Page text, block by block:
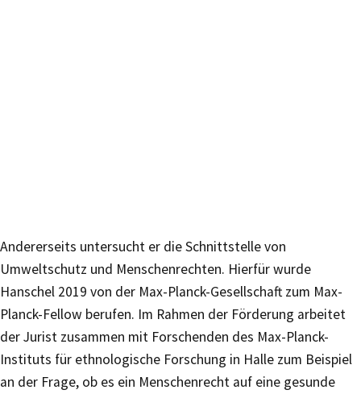
Andererseits untersucht er die Schnittstelle von
Umweltschutz und Menschenrechten. Hierfür wurde
Hanschel 2019 von der Max-Planck-Gesellschaft zum Max-
Planck-Fellow berufen. Im Rahmen der Förderung arbeitet
der Jurist zusammen mit Forschenden des Max-Planck-
Instituts für ethnologische Forschung in Halle zum Beispiel
an der Frage, ob es ein Menschenrecht auf eine gesunde